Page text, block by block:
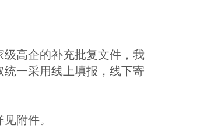
高企的补充批复文件，我
一采用线上填报，线下寄
附件。